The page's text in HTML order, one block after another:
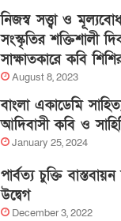
নিজস্ব সত্ত্বা ও
সংস্কৃতির শক্তিশালী
সাক্ষাতকারে কবি
August 8, 2023
বাংলা একাডেমি
আদিবাসী কবি ও
January 25, 2024
পার্বত্য চুক্তি
উদ্বেগ
December 3, 2022